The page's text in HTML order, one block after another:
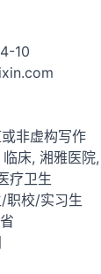
10
非虚构写作
临床, 湘雅医院
疗卫生
职校/实习生